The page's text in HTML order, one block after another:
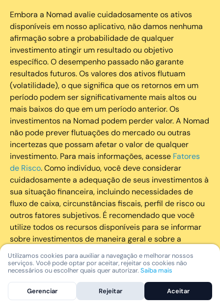
Embora a Nomad avalie cuidadosamente os ativos
disponíveis em nosso aplicativo, não damos nenhuma
afirmação sobre a probabilidade de qualquer
investimento atingir um resultado ou objetivo
específico. O desempenho passado não garante
resultados futuros. Os valores dos ativos flutuam
(volatilidade), o que significa que os retornos em um
período podem ser significativamente mais altos ou
mais baixos do que em um período anterior. Os
investimentos na Nomad podem perder valor. A Nomad
não pode prever flutuações do mercado ou outras
incertezas que possam afetar o valor de qualquer
investimento. Para mais informações, acesse Fatores
de Risco. Como indivíduo, você deve considerar
cuidadosamente a adequação de seus investimentos à
sua situação financeira, incluindo necessidades de
fluxo de caixa, circunstâncias fiscais, perfil de risco ou
outros fatores subjetivos. É recomendado que você
utilize todos os recursos disponíveis para se informar
sobre investimentos de maneira geral e sobre a
composição geral de seu portfólio. Questões fiscais ou
legais relativas aos investimentos realizados através da
Nomad devem ser obtidas pelos próprios clientes. A
Nomad e suas afiliadas não fornecem nenhum tipo de
aconselhamento legal ou fiscal.
Utilizamos cookies para auxiliar a navegação e melhorar nossos
serviços. Você pode optar por aceitar, rejeitar os cookies não
necessários ou escolher quais quer autorizar. Saiba mais
Gerenciar Rejeitar Aceitar